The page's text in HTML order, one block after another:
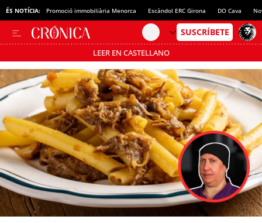
ÉS NOTÍCIA: Promoció immobiliària Menorca Escàndol ERC Girona DO Cava
LEER EN CASTELLANO
Passa’t al mode estalvi